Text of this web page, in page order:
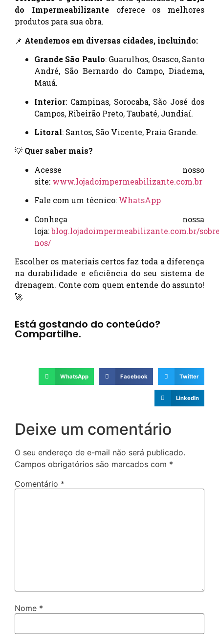
do Impermeabilizanteoferece os melhores
produtos para sua obra.
📌 Atendemos em diversas cidades, incluindo:
Grande São Paulo: Guarulhos, Osasco, Santo
André, São Bernardo do Campo, Diadema,
Mauá.
Interior: Campinas, Sorocaba, São José dos
Campos, Ribeirão Preto, Taubaté, Jundiaí.
Litoral: Santos, São Vicente, Praia Grande.
💡 Quer saber mais?
Acesse nosso
site: www.lojadoimpermeabilizante.com.br
Fale com um técnico: WhatsApp
Conheça nossa
loja:blog.lojadoimpermeabilizante.com.br/
nos/
Escolher os materiais certos faz toda a diferença
na durabilidade e eficiência do seu sistema de
drenagem. Conte com quem entende do assunto!
🚀
Está gostando do conteúdo?
Compartilhe.
WhatsApp Facebook Twitter
LinkedIn
Deixe um comentário
O seu endereço de e-mail não será publicado.
Campos obrigatórios são marcados com *
Comentário *
Nome *